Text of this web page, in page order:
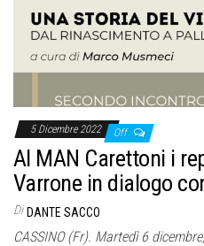
5 Dicembre 2022 Off
Al MAN Carettoni i
Varrone in dialogo
Di DANTE SACCO
CASSINO (Fr). Martedì 6